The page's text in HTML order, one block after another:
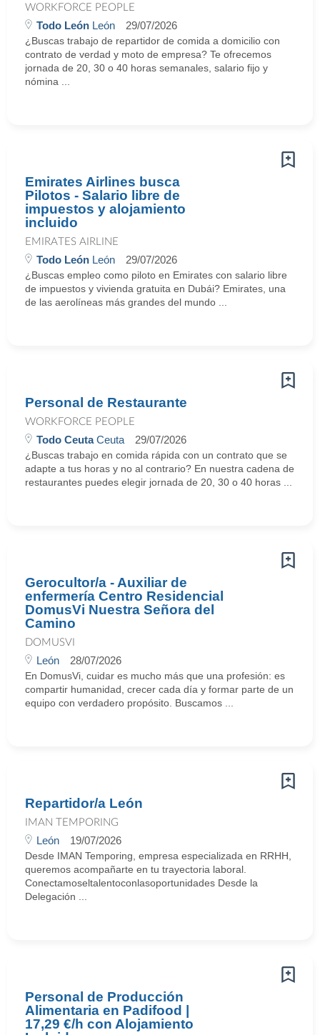
WORKFORCE PEOPLE
Todo León León 29/07/2026
¿Buscas trabajo de repartidor de comida a domicilio con
contrato de verdad y moto de empresa? Te ofrecemos
jornada de 20, 30 o 40 horas semanales, salario fijo y
nómina ...
Emirates Airlines busca
Pilotos - Salario libre de
impuestos y alojamiento
incluido
EMIRATES AIRLINE
Todo León León 29/07/2026
¿Buscas empleo como piloto en Emirates con salario libre
de impuestos y vivienda gratuita en Dubái? Emirates, una
de las aerolíneas más grandes del mundo ...
Personal de Restaurante
WORKFORCE PEOPLE
Todo CeutaCeuta 29/07/2026
¿Buscas trabajo en comida rápida con un contrato que se
adapte a tus horas y no al contrario? En nuestra cadena de
restaurantes puedes elegir jornada de 20, 30 o 40 horas ...
Gerocultor/a - Auxiliar de
enfermería Centro Residencial
DomusVi Nuestra Señora del
Camino
DOMUSVI
León 28/07/2026
En DomusVi, cuidar es mucho más que una profesión: es
compartir humanidad, crecer cada día y formar parte de un
equipo con verdadero propósito. Buscamos ...
Repartidor/a León
IMAN TEMPORING
León 19/07/2026
Desde IMAN Temporing, empresa especializada en RRHH,
queremos acompañarte en tu trayectoria laboral.
Conectamoseltalentoconlasoportunidades Desde la
Delegación ...
Personal de Producción
Alimentaria en Padifood |
17,29 €/h con Alojamiento